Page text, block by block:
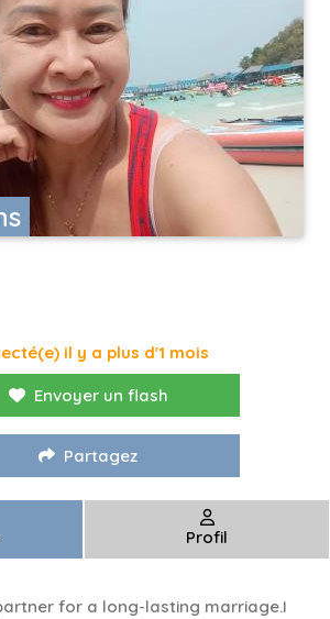
il y a plus d'1 mois
Envoyer un flash
Partagez
Profil
for a long-lasting marriage.I